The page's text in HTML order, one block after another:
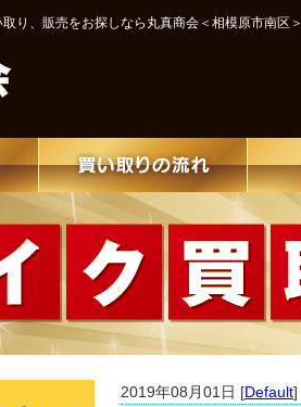
り、販売をお探しなら丸真商会＜相模原市南区＞
2019年08月01日 [Default]